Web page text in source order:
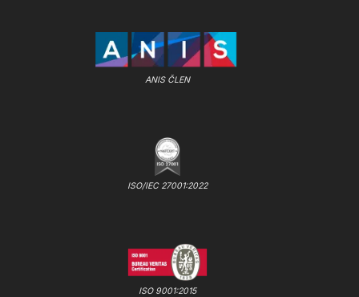
ANIS ČLEN
ISO/IEC 27001:2022
ISO 9001:2015